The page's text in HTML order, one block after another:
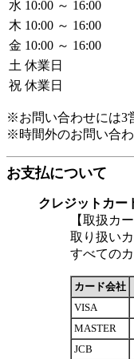
水 10:00 ～ 16:00
木 10:00 ～ 16:00
金 10:00 ～ 16:00
土 休業日
祝 休業日
※お問い合わせには3
※時間外のお問い合わ
お支払について
クレジットカー
【取扱カー
取り扱い
すべての
カード会社
VISA
MASTER
JCB